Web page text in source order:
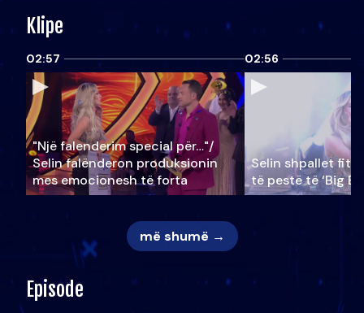
Klipe
02:57
"Një falenderim special për…"/
Selin falënderon produksionin
mes emocionesh të forta
02:56
Selin shpallet
të pestë të ‘Big
më shumë →
Episode